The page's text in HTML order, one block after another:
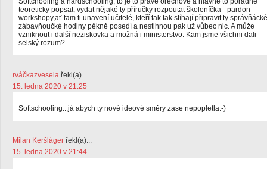
teoreticky popsat, vydat nějaké ty příručky rozpoutat školeníčka - pardon
workshopy,ať tam ti unavení učitelé, kteří tak tak stíhají připravit ty správňácké
zábavňoučké hodiny pěkně posedí a nestihnou pak už vůbec nic. A může
vzniknout i další neziskovka a možná i ministerstvo. Kam jsme všichni dali
selský rozum?
rváčkazvesela řekl(a)...
15. ledna 2020 v 21:25
Softschooling...já abych ty nové ideové směry zase nepopletla:-)
Milan Keršláger řekl(a)...
15. ledna 2020 v 21:44